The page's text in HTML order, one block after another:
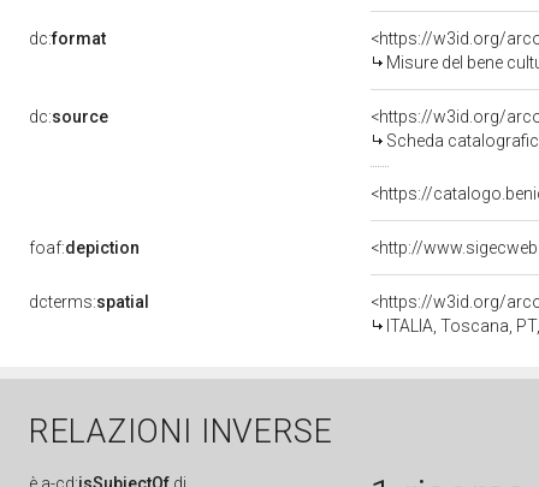
dc:format
<https://w3id.org/
Misure del bene
dc:source
<https://w3id.org/
Scheda
<https://
foaf:depiction <http://
dcterms:spatial
<https://w3id.org/
ITALIA, Toscana,
RELAZIONI INVERSE